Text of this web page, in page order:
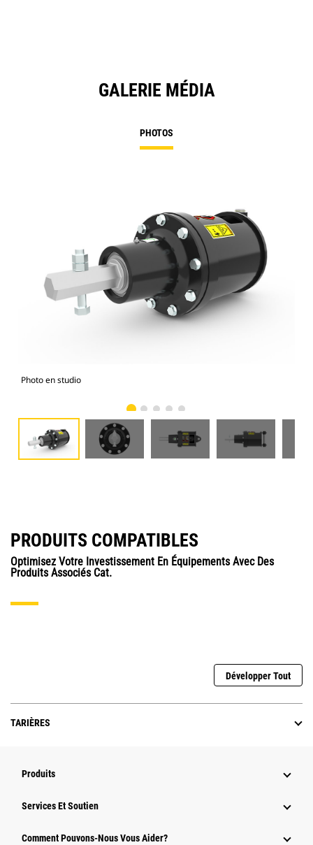
GALERIE MÉDIA
PHOTOS
Photo en studio
PRODUITS COMPATIBLES
Optimisez Votre Investissement En Équipements Avec Des
Produits Associés Cat.
Développer Tout
TARIÈRES
Produits
Services Et Soutien
Comment Pouvons-Nous Vous Aider?